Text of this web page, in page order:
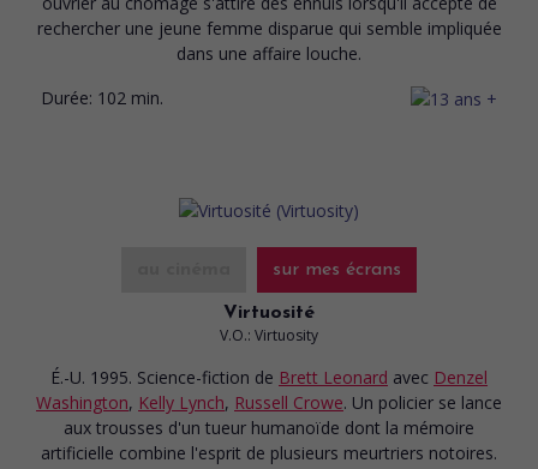
rechercher une jeune femme disparue qui semble impliquée
dans une affaire louche.
Durée: 102 min.
sur mes écrans
Virtuosité
V.O.: Virtuosity
É.-U. 1995. Science-fiction de Brett Leonard avec Denzel
Washington, Kelly Lynch, Russell Crowe. Un policier se lance
aux trousses d'un tueur humanoïde dont la mémoire
artificielle combine l'esprit de plusieurs meurtriers notoires.